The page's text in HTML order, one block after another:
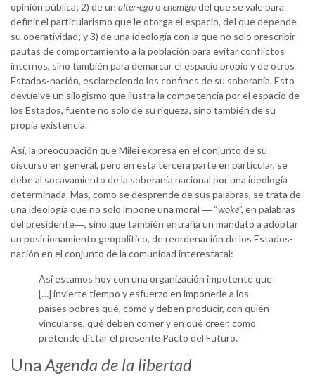
opinión pública; 2) de un alter-egoo enemigodel que se vale para
definir el particularismo que le otorga el espacio, del que depende
su operatividad; y 3) de una ideología con la que no solo prescribir
pautas de comportamiento a la población para evitar conflictos
internos, sino también para demarcar el espacio propio y de otros
Estados-nación, esclareciendo los confines de su soberanía. Esto
devuelve un silogismo que ilustra la competencia por el espacio de
los Estados, fuente no solo de su riqueza, sino también de su
propia existencia.
Así, la preocupación que Milei expresa en el conjunto de su
discurso en general, pero en esta tercera parte en particular, se
debe al socavamiento de la soberanía nacional por una ideología
determinada. Mas, como se desprende de sus palabras, se trata de
una ideología que no solo impone una moral ― “woke”, en palabras
del presidente―, sino que también entraña un mandato a adoptar
un posicionamiento geopolítico, de reordenación de los Estados-
nación en el conjunto de la comunidad interestatal:
Así estamos hoy con una organización impotente que
[…] invierte tiempo y esfuerzo en imponerle a los
países pobres qué, cómo y deben producir, con quién
vincularse, qué deben comer y en qué creer, como
pretende dictar el presente Pacto del Futuro.
Una Agenda de la libertad